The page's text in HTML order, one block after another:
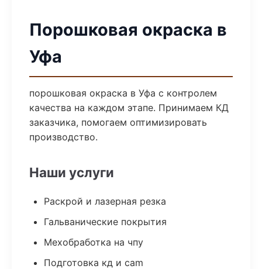
Порошковая окраска в
Уфа
порошковая окраска в Уфа с контролем
качества на каждом этапе. Принимаем КД
заказчика, помогаем оптимизировать
производство.
Наши услуги
Раскрой и лазерная резка
Гальванические покрытия
Мехобработка на чпу
Подготовка кд и cam